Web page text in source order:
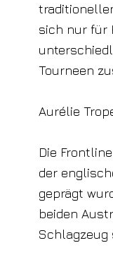
sich nur für
Tourneen
Aurélie
Die
der
geprägt
beiden
Schlagzeug